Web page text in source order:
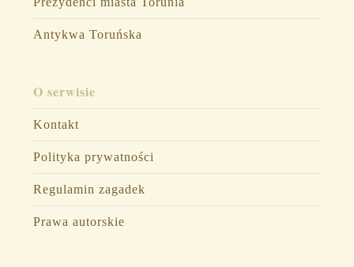
Antykwa Toruńska
O serwisie
Kontakt
Polityka prywatności
Regulamin zagadek
Prawa autorskie